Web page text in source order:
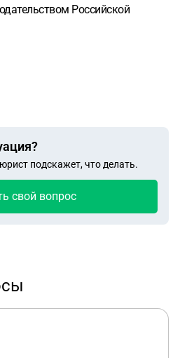
Российской
подскажет, что делать.
свой вопрос